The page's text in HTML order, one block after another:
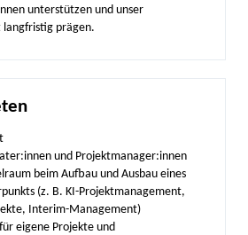
unterstützen und unser
langfristig prägen.
und Projektmanager:innen
beim Aufbau und Ausbau eines
(z. B. KI-Projektmanagement,
Interim-Management)
eigene Projekte und